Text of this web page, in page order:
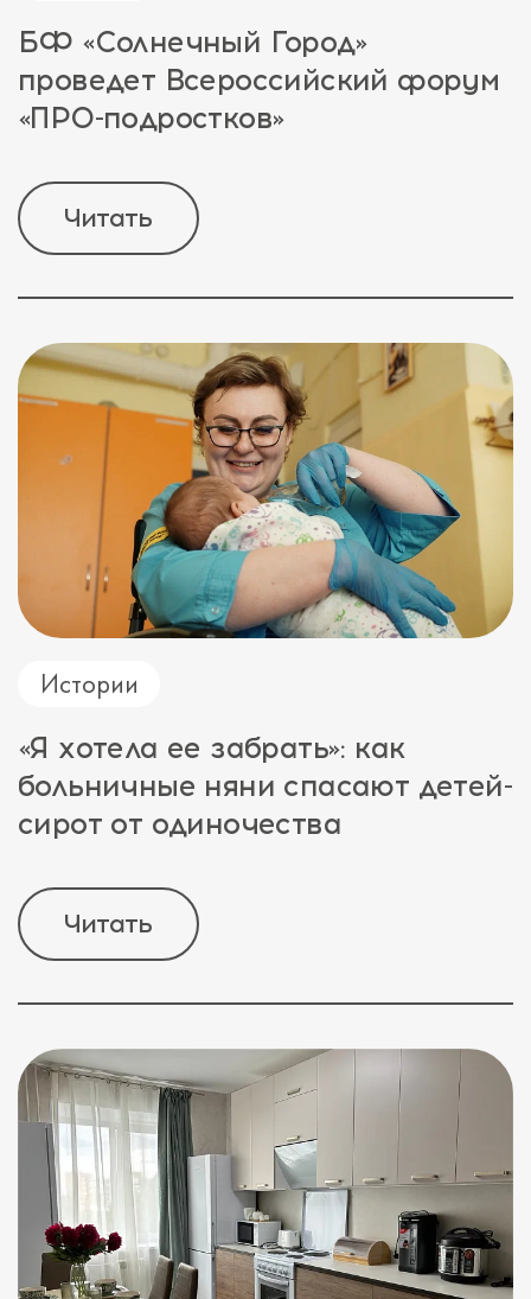
БФ «Солнечный Город»
проведет Всероссийский форум
«ПРО-подростков»
Читать
Истории
«Я хотела ее забрать»: как
больничные няни спасают детей-
сирот от одиночества
Читать